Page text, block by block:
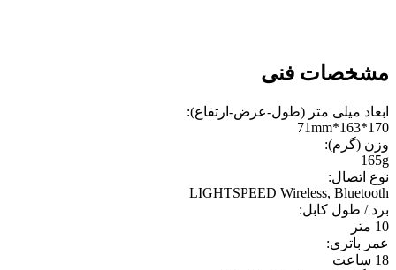
مشخصات فنی
ابعاد میلی متر (طول-عرض-ارتفاع):
170*163*71mm
وزن (گرم):
165g
نوع اتصال:
LIGHTSPEED Wireless, Bluetooth
برد / طول کابل:
10 متر
عمر باتری:
18 ساعت